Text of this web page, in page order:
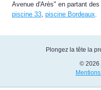
Avenue d'Arès" en partant
piscine 33, piscine Bordeaux.
Plongez la tête la
© 2026